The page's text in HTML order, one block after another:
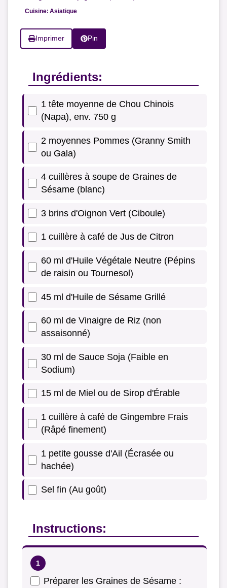
Cuisine: Asiatique
Imprimer Pin
Ingrédients:
1 tête moyenne de Chou Chinois
(Napa), env. 750 g
2 moyennes Pommes (Granny Smith
ou Gala)
4 cuillères à soupe de Graines de
Sésame (blanc)
3 brins d'Oignon Vert (Ciboule)
1 cuillère à café de Jus de Citron
60 ml d'Huile Végétale Neutre (Pépins
de raisin ou Tournesol)
45 ml d'Huile de Sésame Grillé
60 ml de Vinaigre de Riz (non
assaisonné)
30 ml de Sauce Soja (Faible en
Sodium)
15 ml de Miel ou de Sirop d'Érable
1 cuillère à café de Gingembre Frais
(Râpé finement)
1 petite gousse d'Ail (Écrasée ou
hachée)
Sel fin (Au goût)
Instructions:
Préparer les Graines de Sésame :